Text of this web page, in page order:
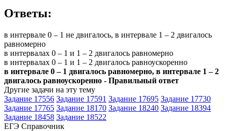
Ответы:
в интервале 0 – 1 не двигалось, в интервале 1 – 2 двигалось
равномерно
в интервалах 0 – 1 и 1 – 2 двигалось равномерно
в интервалах 0 – 1 и 1 – 2 двигалось равноускоренно
в интервале 0 – 1 двигалось равномерно, в интервале 1 – 2
двигалось равноускоренно - Правильный ответ
Другие задачи на эту тему
Задание 17556 Задание 17591 Задание 17695 Задание 17730
Задание 17765 Задание 18170 Задание 18240 Задание 18394
Задание 18458 Задание 18522
ЕГЭ Справочник